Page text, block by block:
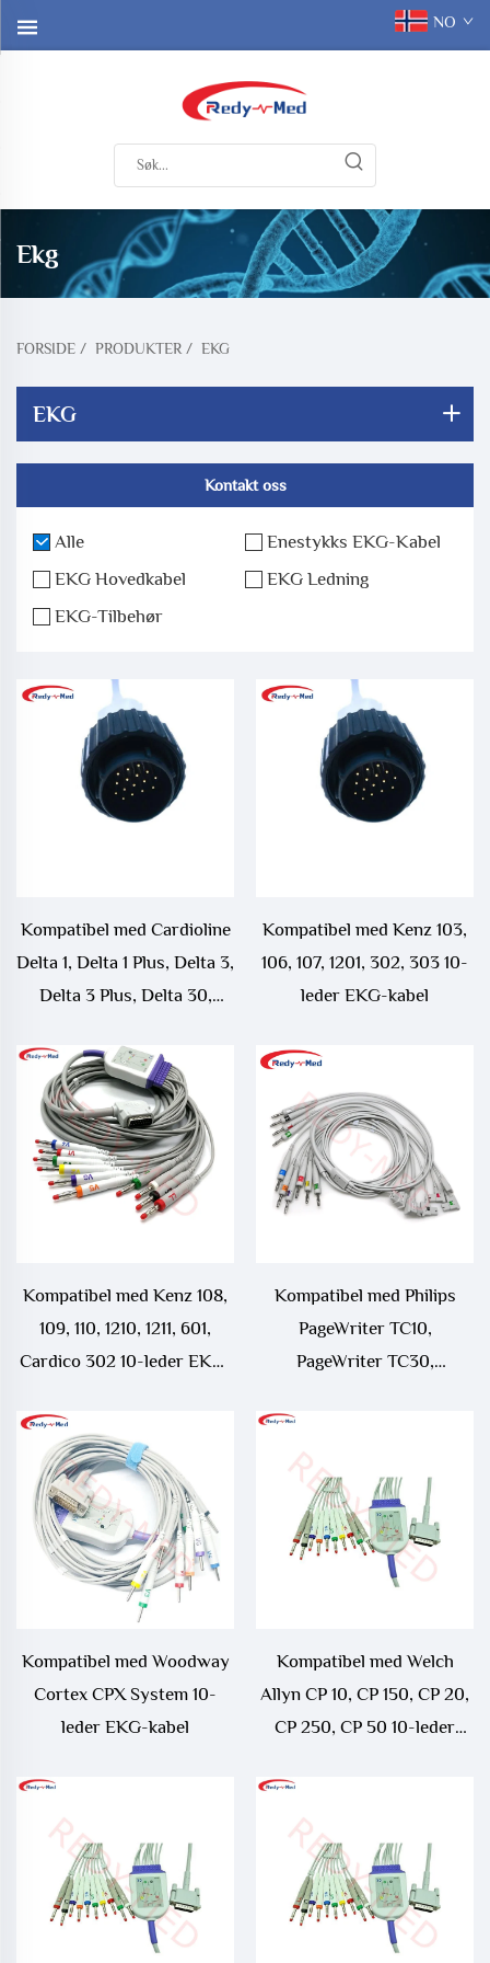
NO
Ekg
FORSIDE / PRODUKTER / EKG
EKG
Kontakt oss
Alle
Enestykks EKG-Kabel
EKG Hovedkabel
EKG Ledning
EKG-Tilbehør
Kompatibel med Cardioline
Delta 1, Delta 1 Plus, Delta 3,
Delta 3 Plus, Delta 30,
60 Plus, ECG 106 10-leder
EKG-kabel
Kompatibel med Kenz 103,
106, 107, 1201, 302, 303 10-
leder EKG-kabel
Kompatibel med Kenz 108,
109, 110, 1210, 1211, 601,
Cardico 302 10-leder EKG-
Kompatibel med Philips
PageWriter TC10,
PageWriter TC30,
PageWriter TC70 10-leder
Kompatibel med Woodway
Cortex CPX System 10-
leder EKG-kabel
Kompatibel med Welch
Allyn CP 10, CP 150, CP 20,
CP 250, CP 50 10-leder